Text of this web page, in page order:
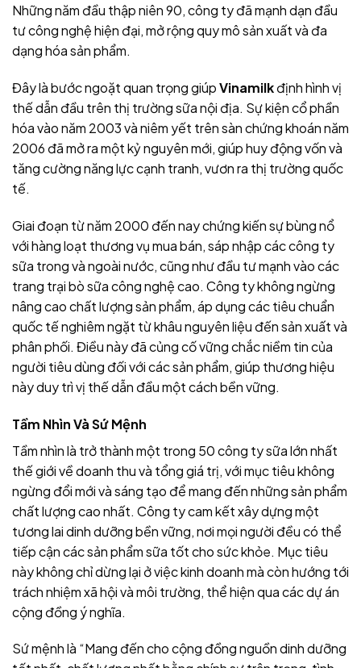
Những năm đầu thập niên 90, công ty đã mạnh dạn đầu
tư công nghệ hiện đại, mở rộng quy mô sản xuất và đa
dạng hóa sản phẩm.
Đây là bước ngoặt quan trọng giúpVinamilkđịnh hình vị
thế dẫn đầu trên thị trường sữa nội địa. Sự kiện cổ phần
hóa vào năm 2003 và niêm yết trên sàn chứng khoán năm
2006 đã mở ra một kỷ nguyên mới, giúphuy động vốn và
tăng cường năng lực cạnh tranh, vươn ra thị trường quốc
tế.
Giai đoạn từ năm 2000 đến nay chứng kiến sự bùng nổ
với hàng loạt thương vụ mua bán, sáp nhập các công ty
sữa trong và ngoài nước, cũng như đầu tư mạnh vào các
trang trại bò sữa công nghệ cao. Công ty không ngừng
nâng cao chất lượng sản phẩm, áp dụng các tiêu chuẩn
quốc tế nghiêm ngặt từ khâu nguyên liệu đến sản xuất và
phân phối. Điều này đã củng cố vững chắc niềm tin của
người tiêu dùng đối với các sản phẩm, giúp thương hiệu
này duy trì vị thế dẫn đầu một cách bền vững.
Tầm Nhìn Và Sứ Mệnh
Tầm nhìnlà trở thành một trong 50 công ty sữa lớn nhất
thế giới về doanh thu và tổng giá trị, với mục tiêu không
ngừng đổi mới và sáng tạo để mang đến những sản phẩm
chất lượng cao nhất. Công ty cam kết xây dựng một
tương lai dinh dưỡng bền vững, nơi mọi người đều có thể
tiếp cận các sản phẩm sữa tốt cho sức khỏe. Mục tiêu
này không chỉ dừng lại ở việc kinh doanh mà còn hướng tới
trách nhiệm xã hội và môi trường, thể hiện qua các dự án
cộng đồng ý nghĩa.
Sứ mệnhlà “Mang đến cho cộng đồng nguồn dinh dưỡng